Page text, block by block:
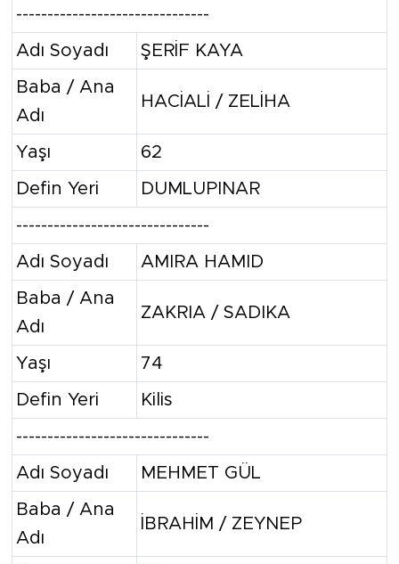
-------------------------------
Adı Soyadı ŞERİF KAYA
Baba / Ana
Adı
HACİALİ / ZELİHA
Yaşı 62
Defin Yeri DUMLUPINAR
-------------------------------
Adı Soyadı AMIRA HAMID
Baba / Ana
Adı
ZAKRIA / SADIKA
Yaşı 74
Defin Yeri Kilis
-------------------------------
Adı Soyadı MEHMET GÜL
Baba / Ana
Adı
İBRAHİM / ZEYNEP